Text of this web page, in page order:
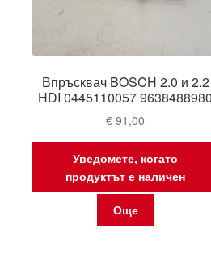
Впръсквач BOSCH 2.0 и 2.2
HDI 0445110057 9638488980
€ 91,00
Уведомете, когато
продуктът е наличен
Още